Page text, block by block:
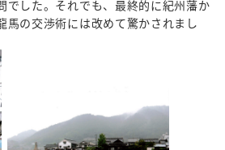
でした。それでも、最終的に紀州藩か
馬の交渉術には改めて驚かされまし